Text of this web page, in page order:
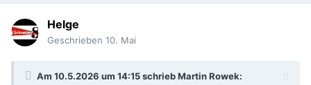
Helge
Geschrieben 10. Mai
Am 10.5.2026 um 14:15 schriebMartin Rowek: